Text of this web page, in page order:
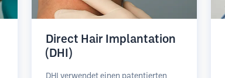
Direct Hair Implantation
(DHI)